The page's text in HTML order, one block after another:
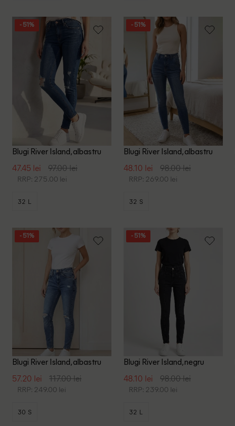
- 51%
Blugi River Island, albastru
47.45 lei 97.00 lei
RRP: 275.00 lei
32 L
- 51%
Blugi River Island, albastru
48.10 lei 98.00 lei
RRP: 269.00 lei
32 S
- 51%
Blugi River Island, albastru
57.20 lei 117.00 lei
RRP: 249.00 lei
30 S
- 51%
Blugi River Island, negru
48.10 lei 98.00 lei
RRP: 239.00 lei
32 L